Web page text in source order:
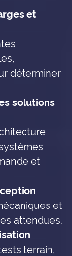
et
déterminer
solutions
et
et
attendues.
terrain,